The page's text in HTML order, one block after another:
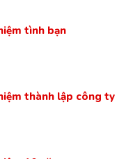
tình bạn
thành lập công ty